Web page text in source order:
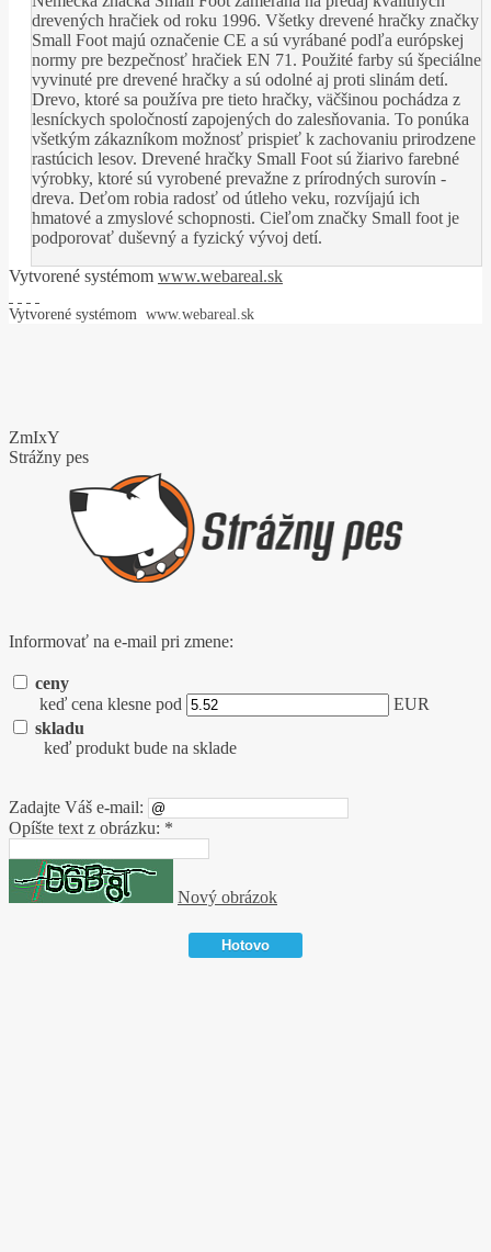
drevených hračiek od roku 1996. Všetky drevené hračky značky
Small Foot majú označenie CE a sú vyrábané podľa európskej
normy pre bezpečnosť hračiek EN 71. Použité farby sú špeciálne
vyvinuté pre drevené hračky a sú odolné aj proti slinám detí.
Drevo, ktoré sa používa pre tieto hračky, väčšinou pochádza z
lesníckych spoločností zapojených do zalesňovania. To ponúka
všetkým zákazníkom možnosť prispieť k zachovaniu prirodzene
rastúcich lesov. Drevené hračky Small Foot sú žiarivo farebné
výrobky, ktoré sú vyrobené prevažne z prírodných surovín -
dreva. Deťom robia radosť od útleho veku, rozvíjajú ich
hmatové a zmyslové schopnosti. Cieľom značky Small foot je
podporovať duševný a fyzický vývoj detí.
Vytvorené systémom www.webareal.sk
Vytvorené systémom www.webareal.sk
ZmIxY
Strážny pes
Informovať na e-mail pri zmene:
ceny
keď cena klesne pod
EUR
skladu
keď produkt bude na sklade
Zadajte Váš e-mail:
Opíšte text z obrázku: *
Nový obrázok